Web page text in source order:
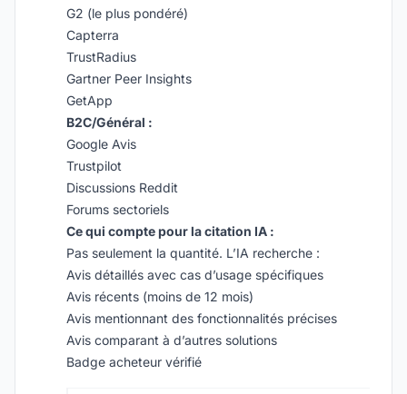
G2 (le plus pondéré)
Capterra
TrustRadius
Gartner Peer Insights
GetApp
B2C/Général :
Google Avis
Trustpilot
Discussions Reddit
Forums sectoriels
Ce qui compte pour la citation IA :
Pas seulement la quantité. L’IA recherche :
Avis détaillés avec cas d’usage spécifiques
Avis récents (moins de 12 mois)
Avis mentionnant des fonctionnalités précises
Avis comparant à d’autres solutions
Badge acheteur vérifié